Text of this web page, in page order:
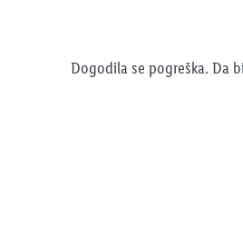
Dogodila se pogreška. Da